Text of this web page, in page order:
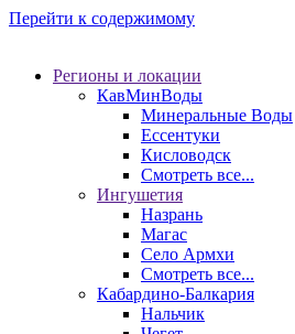
Перейти к содержимому
Регионы и локации
КавМинВоды
Минеральные Воды
Ессентуки
Кисловодск
Смотреть все...
Ингушетия
Назрань
Магас
Село Армхи
Смотреть все...
Кабардино-Балкария
Нальчик